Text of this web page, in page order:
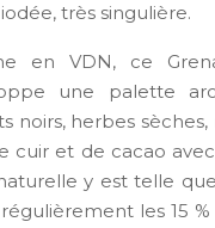
très singulière.
en VDN, ce
une palette
noirs, herbes
cuir et de cacao avec
y est telle
les 15 %